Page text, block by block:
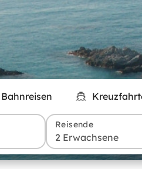
Bahnreisen
Reisende
2 Erwachsene